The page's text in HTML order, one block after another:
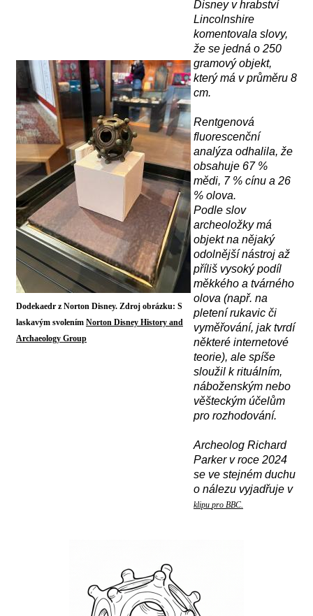
Dodekaedr z Norton Disney. Zdroj obrázku: S
laskavým svolením Norton Disney History and
Archaeology Group
Disney v hrabství
Lincolnshire
komentovala slovy,
že se jedná o 250
gramový objekt,
který má v průměru 8
cm.
Rentgenová
fluorescenční
analýza odhalila, že
obsahuje 67 %
mědi, 7 % cínu a 26
% olova.
Podle slov
archeoložky má
objekt na nějaký
odolnější nástroj až
příliš vysoký podíl
měkkého a tvárného
olova (např. na
pletení rukavic či
vyměřování, jak tvrdí
některé internetové
teorie), ale spíše
sloužil k rituálním,
náboženským nebo
věšteckým účelům
pro rozhodování.
Archeolog Richard
Parker v roce 2024
se ve stejném duchu
o nálezu vyjadřuje v
klipu pro BBC.